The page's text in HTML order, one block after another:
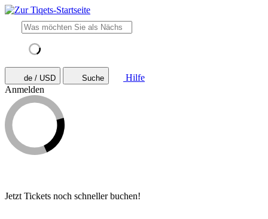
de / USD Suche
Hilfe
Anmelden
Jetzt Tickets noch schneller buchen!